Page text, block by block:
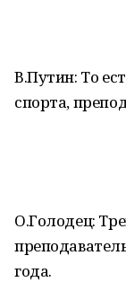
В.Путин: То
спорта,
О.Голодец:
года.